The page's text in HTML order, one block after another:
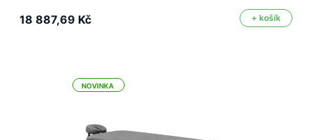
18 887,69 Kč + košík
NOVINKA